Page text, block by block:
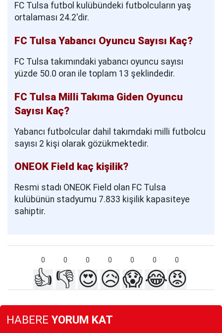
FC Tulsa futbol kulübündeki futbolcuların yaş
ortalaması 24.2'dir.
FC Tulsa Yabancı Oyuncu Sayısı Kaç?
FC Tulsa takımındaki yabancı oyuncu sayısı
yüzde 50.0 oran ile toplam 13 şeklindedir.
FC Tulsa Milli Takıma Giden Oyuncu
Sayısı Kaç?
Yabancı futbolcular dahil takımdaki milli futbolcu
sayısı 2 kişi olarak gözükmektedir.
ONEOK Field kaç kişilik?
Resmi stadı ONEOK Field olan FC Tulsa
kulübünün stadyumu 7.833 kişilik kapasiteye
sahiptir.
0 0 0 0 0 0 0
👍 👎 😍😥😱😂😡
HABERE YORUM KAT